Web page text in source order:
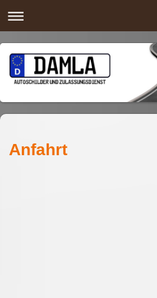
Anfahrt